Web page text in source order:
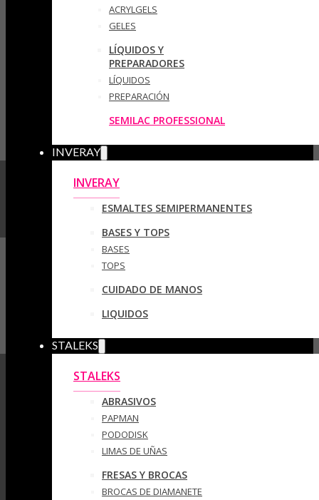
ACRYLGELS
GELES
LÍQUIDOS Y
PREPARADORES
LÍQUIDOS
PREPARACIÓN
SEMILAC PROFESSIONAL
INVERAY
INVERAY
ESMALTES SEMIPERMANENTES
BASES Y TOPS
BASES
TOPS
CUIDADO DE MANOS
LIQUIDOS
STALEKS
STALEKS
ABRASIVOS
PAPMAN
PODODISK
LIMAS DE UÑAS
FRESAS Y BROCAS
BROCAS DE DIAMANETE